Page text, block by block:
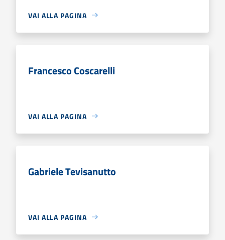
VAI ALLA PAGINA
Francesco Coscarelli
VAI ALLA PAGINA
Gabriele Tevisanutto
VAI ALLA PAGINA